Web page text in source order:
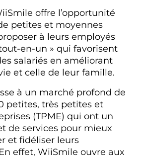
offre l’opportunité
petites et moyennes
à leurs employés
en-un » qui favorisent
salariés en améliorant
et celle de leur famille.
à un marché profond de
petites, très petites et
(TPME) qui ont un
de services pour mieux
et fidéliser leurs
effet, WiiSmile ouvre aux